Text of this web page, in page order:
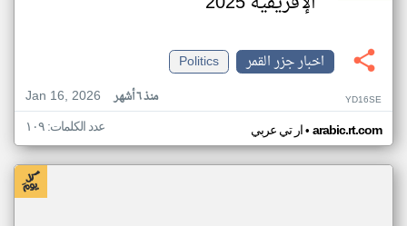
اخبار جزر القمر
Politics
Jan 16, 2026
منذ ٦ أشهر YD16SE
ار تي عربي• arabic.rt.com عدد الكلمات: ١٠٩